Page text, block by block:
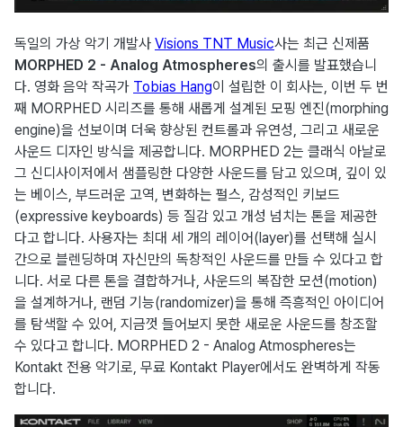
독일의 가상 악기 개발사 Visions TNT Music사는 최근 신제품
MORPHED 2 - Analog Atmospheres의 출시를 발표했습니
다. 영화 음악 작곡가 Tobias Hang이 설립한 이 회사는, 이번 두 번
째 MORPHED 시리즈를 통해 새롭게 설계된 모핑 엔진(morphing
engine)을 선보이며 더욱 향상된 컨트롤과 유연성, 그리고 새로운
사운드 디자인 방식을 제공합니다. MORPHED 2는 클래식 아날로
그 신디사이저에서 샘플링한 다양한 사운드를 담고 있으며, 깊이 있
는 베이스, 부드러운 고역, 변화하는 펄스, 감성적인 키보드
(expressive keyboards) 등 질감 있고 개성 넘치는 톤을 제공한
다고 합니다. 사용자는 최대 세 개의 레이어(layer)를 선택해 실시
간으로 블렌딩하며 자신만의 독창적인 사운드를 만들 수 있다고 합
니다. 서로 다른 톤을 결합하거나, 사운드의 복잡한 모션(motion)
을 설계하거나, 랜덤 기능(randomizer)을 통해 즉흥적인 아이디어
를 탐색할 수 있어, 지금껏 들어보지 못한 새로운 사운드를 창조할
수 있다고 합니다. MORPHED 2 - Analog Atmospheres는
Kontakt 전용 악기로, 무료 Kontakt Player에서도 완벽하게 작동
합니다.